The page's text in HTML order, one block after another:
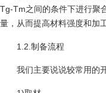
Tg-Tm之间的条件下进行聚
量，从而提高材料强度和加
1.2.制备流程
我们主要说说较常用的